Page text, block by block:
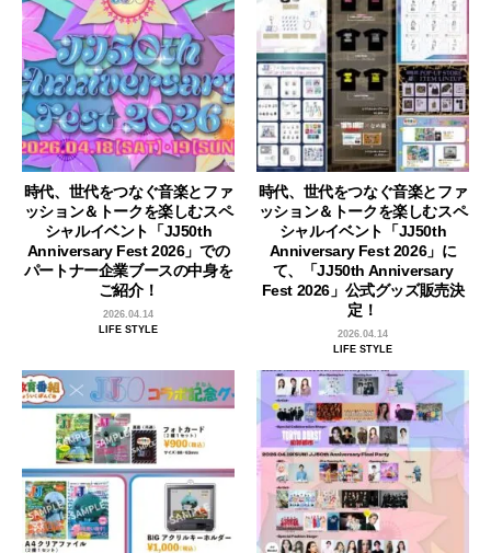
時代、世代をつなぐ音楽とファ
ッション＆トークを楽しむスペ
シャルイベント「JJ50th
Anniversary Fest 2026」での
パートナー企業ブースの中身を
ご紹介！
2026.04.14
LIFE STYLE
時代、世代をつなぐ音楽とファ
ッション＆トークを楽しむスペ
シャルイベント「JJ50th
Anniversary Fest 2026」に
て、「JJ50th Anniversary
Fest 2026」公式グッズ販売決
定！
2026.04.14
LIFE STYLE